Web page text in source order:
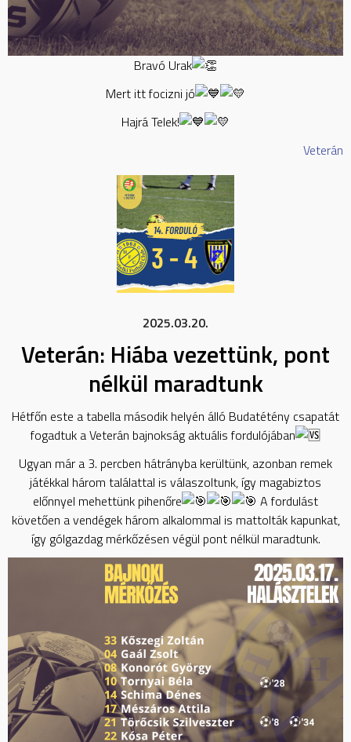
Bravó Urak
Mert itt focizni jó
Hajrá Telek!
Veterán
2025.03.20.
Veterán: Hiába vezettünk, pont
nélkül maradtunk
Hétfőn este a tabella második helyén álló Budatétény csapatát
fogadtuk a Veterán bajnokság aktuális fordulójában
Ugyan már a 3. percben hátrányba kerültünk, azonban remek
játékkal három találattal is válaszoltunk, így magabiztos
előnnyel mehettünk pihenőre
A fordulást
követően a vendégek három alkalommal is mattolták kapunkat,
így gólgazdag mérkőzésen végül pont nélkül maradtunk.